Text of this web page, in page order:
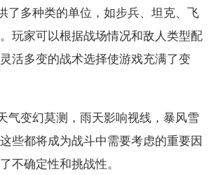
了多种类的单位，如步兵、坦克、飞
玩家可以根据战场情况和敌人类型配
活多变的战术选择使游戏充满了变
气变幻莫测，雨天影响视线，暴风雪
些都将成为战斗中需要考虑的重要因
不确定性和挑战性。